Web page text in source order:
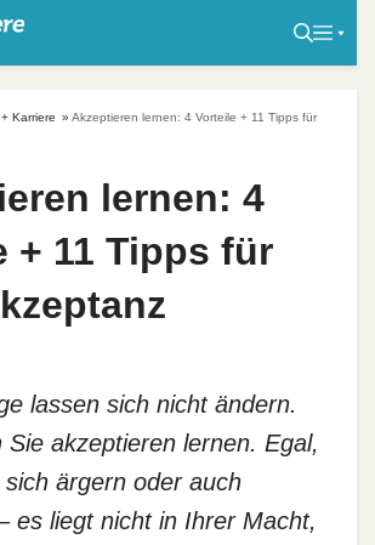
Karriere » Akzeptieren lernen: 4 Vorteile + 11 Tipps für
lernen: 4
+ 11 Tipps für
lassen sich nicht ändern.
Sie akzeptieren lernen. Egal,
ärgern oder auch
es liegt nicht in Ihrer Macht,